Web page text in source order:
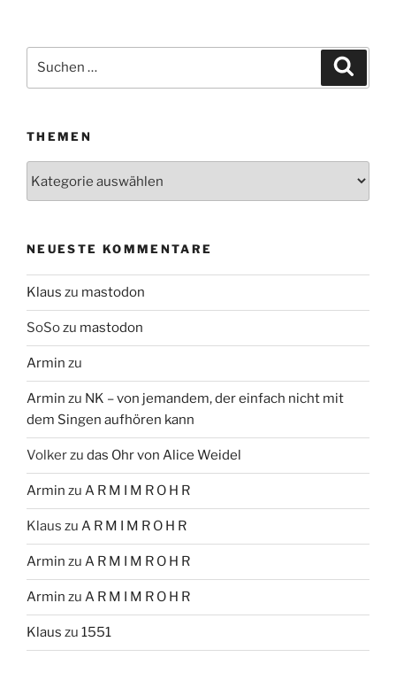
Suchen
THEMEN
NEUESTE KOMMENTARE
Klaus zu mastodon
SoSozu mastodon
Armin zu
Armin zu NK – von jemandem, der einfach nicht mit
dem Singen aufhören kann
Volkerzu das Ohr von Alice Weidel
Armin zu A R M I M R O H R
Klaus zu A R M I M R O H R
Armin zu A R M I M R O H R
Armin zu A R M I M R O H R
Klaus zu 1551